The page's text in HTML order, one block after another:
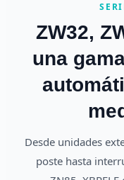
ZW32,
una
Desde unidades
poste hasta